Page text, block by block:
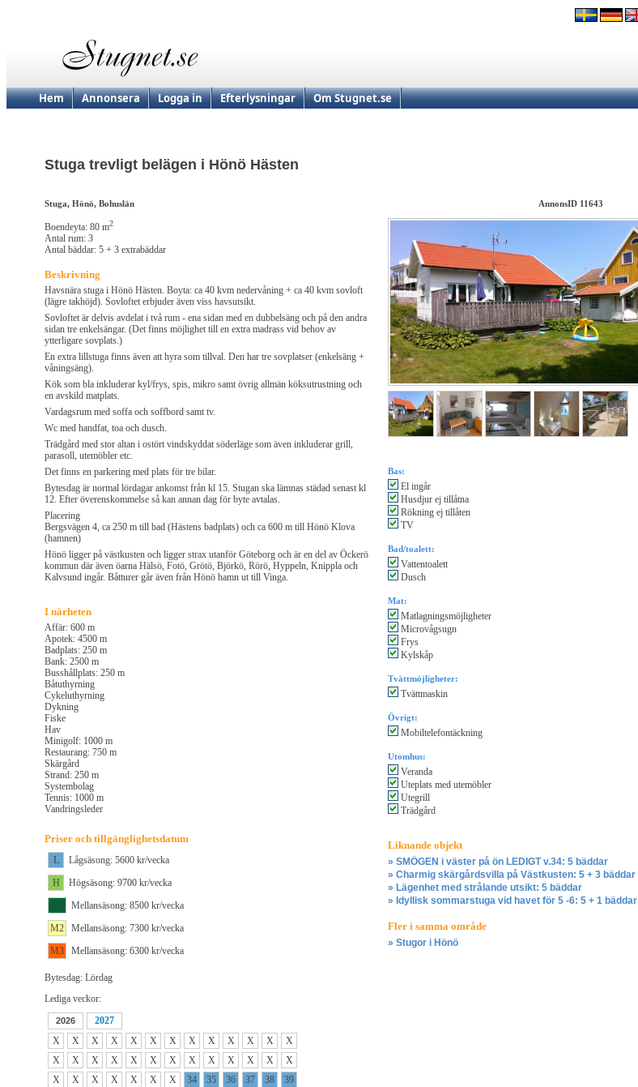
Hem Annonsera Logga in Efterlysningar Om Stugnet.se
Stuga trevligt belägen i Hönö Hästen
Stuga, Hönö, Bohuslän AnnonsID 11643
Boendeyta: 80 m2
Antal rum: 3
Antal bäddar: 5 + 3 extrabäddar
Beskrivning
Havsnära stuga i Hönö Hästen. Boyta: ca 40 kvm nedervåning + ca 40 kvm sovloft
(lägre takhöjd). Sovloftet erbjuder även viss havsutsikt.
Sovloftet är delvis avdelat i två rum - ena sidan med en dubbelsäng och på den andra
sidan tre enkelsängar. (Det finns möjlighet till en extra madrass vid behov av
ytterligare sovplats.)
En extra lillstuga finns även att hyra som tillval. Den har tre sovplatser (enkelsäng +
våningsäng).
Kök som bla inkluderar kyl/frys, spis, mikro samt övrig allmän köksutrustning och
en avskild matplats.
Vardagsrum med soffa och soffbord samt tv.
Wc med handfat, toa och dusch.
Trädgård med stor altan i ostört vindskyddat söderläge som även inkluderar grill,
parasoll, utemöbler etc.
Det finns en parkering med plats för tre bilar.
Bytesdag är normal lördagar ankomst från kl 15. Stugan ska lämnas städad senast kl
12. Efter överenskommelse så kan annan dag för byte avtalas.
Placering
Bergsvägen 4, ca 250 m till bad (Hästens badplats) och ca 600 m till Hönö Klova
(hamnen)
Hönö ligger på västkusten och ligger strax utanför Göteborg och är en del av Öckerö
kommun där även öarna Hälsö, Fotö, Grötö, Björkö, Rörö, Hyppeln, Knippla och
Kalvsund ingår. Båtturer går även från Hönö hamn ut till Vinga.
I närheten
Affär: 600 m
Apotek: 4500 m
Badplats: 250 m
Bank: 2500 m
Busshållplats: 250 m
Båtuthyrning
Cykeluthyrning
Dykning
Fiske
Hav
Minigolf: 1000 m
Restaurang: 750 m
Skärgård
Strand: 250 m
Systembolag
Tennis: 1000 m
Vandringsleder
Priser och tillgänglighetsdatum
L
Lågsäsong: 5600 kr/vecka
H
Högsäsong: 9700 kr/vecka
M1
Mellansäsong: 8500 kr/vecka
M2
Mellansäsong: 7300 kr/vecka
M3
Mellansäsong: 6300 kr/vecka
Bytesdag: Lördag
Lediga veckor:
2026
2027
X
X X X X X X X X X X X
X
X
X X X X X X X X X X X
X
X
X X X X X X 34 35 36 37 38
39
Bas:
El ingår
Husdjur ej tillåtna
Rökning ej tillåten
TV
Bad/toalett:
Vattentoalett
Dusch
Mat:
Matlagningsmöjligheter
Microvågsugn
Frys
Kylskåp
Tvättmöjligheter:
Tvättmaskin
Övrigt:
Mobiltelefontäckning
Utomhus:
Veranda
Uteplats med utemöbler
Utegrill
Trädgård
Liknande objekt
» SMÖGEN i väster på ön LEDIGT v.34: 5 bäddar
» Charmig skärgårdsvilla på Västkusten: 5 + 3 bäddar
» Lägenhet med strålande utsikt: 5 bäddar
» Idyllisk sommarstuga vid havet för 5 -6: 5 + 1 bäddar
Fler i samma område
» Stugor i Hönö